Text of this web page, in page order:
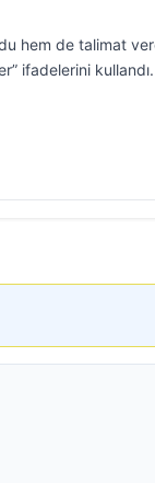
hem de talimat
ifadelerini kullandı.